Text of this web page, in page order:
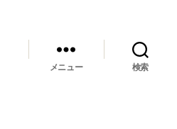
メニュー 検索